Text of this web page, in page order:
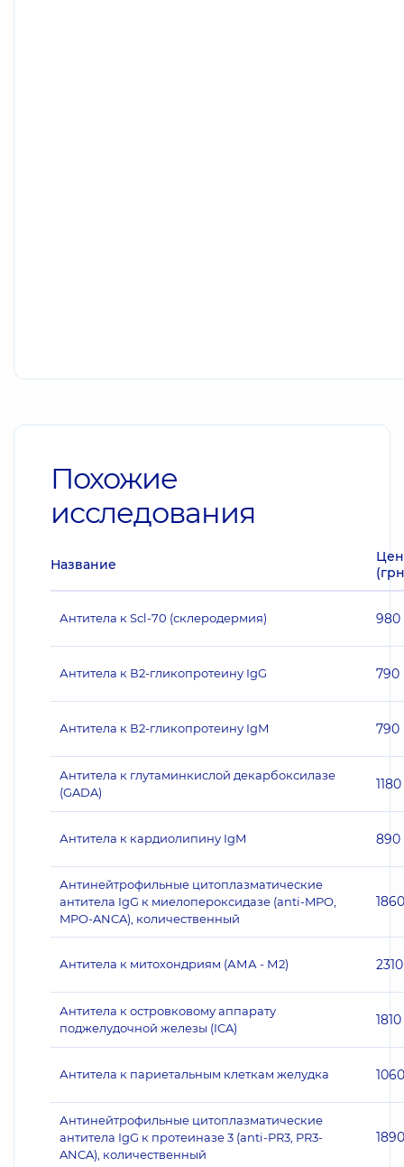
Похожие
исследования
Название
Антитела к Scl-70 (склеродермия) 980
Антитела к В2-гликопротеину IgG 790
Антитела к В2-гликопротеину IgМ 790
Антитела к глутаминкислой декарбоксилазе
(GADA)
1180
Антитела к кардиолипину IgM 890
Антинейтрофильные цитоплазматические
антитела IgG к миелопероксидазе (anti-MPO,
MPO-ANCA), количественный
1860
Антитела к митохондриям (АМА - М2) 2310
Антитела к островковому аппарату
поджелудочной железы (ICA)
1810
Антитела к париетальным клеткам желудка 1060
Антинейтрофильные цитоплазматические
антитела IgG к протеиназе 3 (anti-PR3, PR3-
ANCA), количественный
1890